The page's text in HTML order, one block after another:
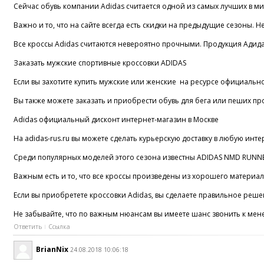
Сейчас обувь компании Adidas считается одной из самых лучших в
Важно и то, что на сайте всегда есть скидки на предыдущие сезоны.
Все кроссы Adidas считаются невероятно прочными. Продукция
Заказать мужские спортивные кроссовки ADIDAS
Если вы захотите купить мужские или женские на ресурсе
Вы также можете заказать и приобрести обувь для бега или пеших
Adidas официальный дисконт интернет-магазин в Москве
На adidas-rus.ru вы можете сделать курьерскую доставку в любую
Среди популярных моделей этого сезона известны ADIDAS NMD
Важным есть и то, что все кроссы произведены из хорошего
Если вы приобретете кроссовки Adidas, вы сделаете правильное
Не забывайте, что по важным нюансам вы имеете шанс звонить к
Ответить Ссылка
BrianNix 24.08.2018 10:06:18